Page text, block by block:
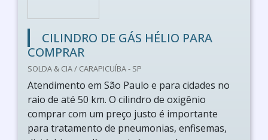
CILINDRO DE GÁS HÉLIO PARA
COMPRAR
SOLDA & CIA / CARAPICUÍBA - SP
Atendimento em São Paulo e para cidades no
raio de até 50 km. O cilindro de oxigênio
comprar com um preço justo é importante
para tratamento de pneumonias, enfisemas,